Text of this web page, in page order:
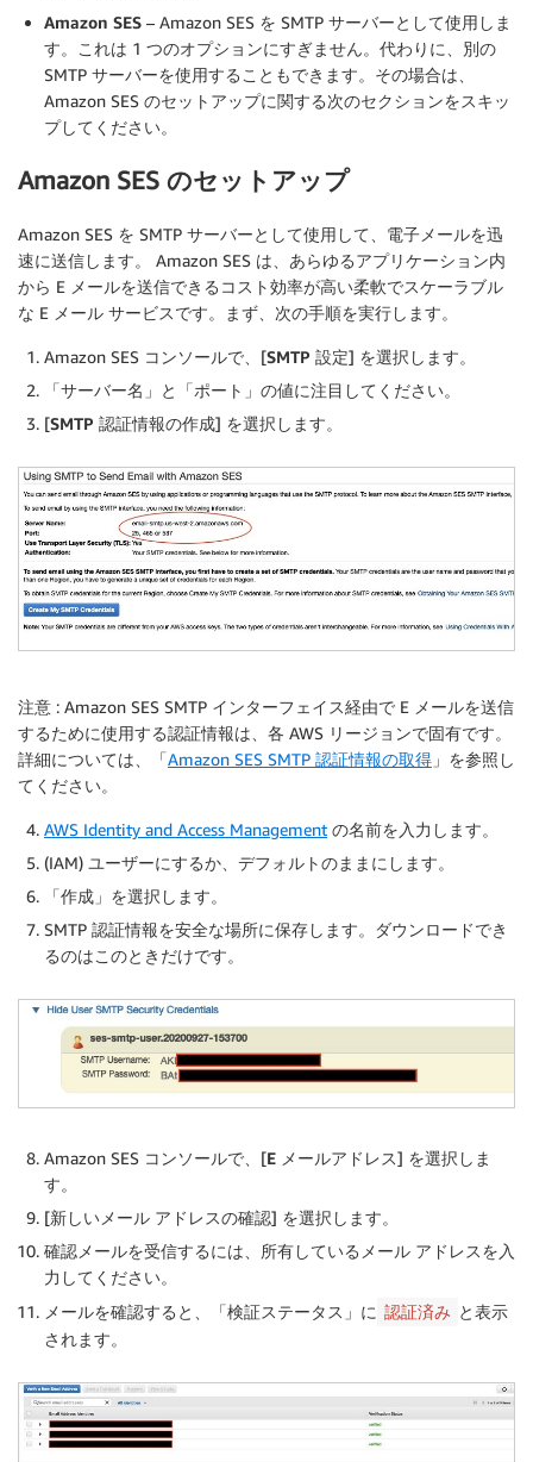
Amazon SES – Amazon SES を SMTP サーバーとして使用しま
す。これは 1 つのオプションにすぎません。代わりに、別の
SMTP サーバーを使用することもできます。その場合は、
Amazon SES のセットアップに関する次のセクションをスキッ
プしてください。
Amazon SES のセットアップ
Amazon SES を SMTP サーバーとして使用して、電子メールを迅
速に送信します。 Amazon SES は、あらゆるアプリケーション内
から E メールを送信できるコスト効率が高い柔軟でスケーラブル
な E メール サービスです。まず、次の手順を実行します。
Amazon SES コンソールで、[SMTP 設定] を選択します。
「サーバー名 」と「ポート 」の値に注目してください。
[SMTP 認証情報の作成] を選択します。
注意 : Amazon SES SMTP インターフェイス経由で E メールを送信
するために使用する認証情報は、各 AWS リージョンで固有です。
詳細については、「Amazon SES SMTP 認証情報の取得 」を参照し
てください。
AWS Identity and Access Management の名前を入力します。
(IAM) ユーザーにするか、デフォルトのままにします。
「作成 」を選択します。
SMTP 認証情報を安全な場所に保存します。ダウンロードでき
るのはこのときだけです。
Amazon SES コンソールで、[E メールアドレス] を選択しま
す。
[新しいメール アドレスの確認] を選択します。
確認メールを受信するには、所有しているメール アドレスを入
力してください。
メールを確認すると、「検証ステータス 」に 認証済み と表示
されます。